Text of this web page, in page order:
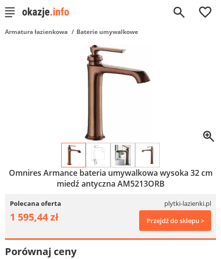
0
Armatura łazienkowa Baterie umywalkowe
Omnires Armance bateria umywalkowa wysoka 32 cm
miedź antyczna AM5213ORB
Polecana oferta plytki-lazienki.pl
1 595,44 zł Przejdź do sklepu >
Porównaj ceny